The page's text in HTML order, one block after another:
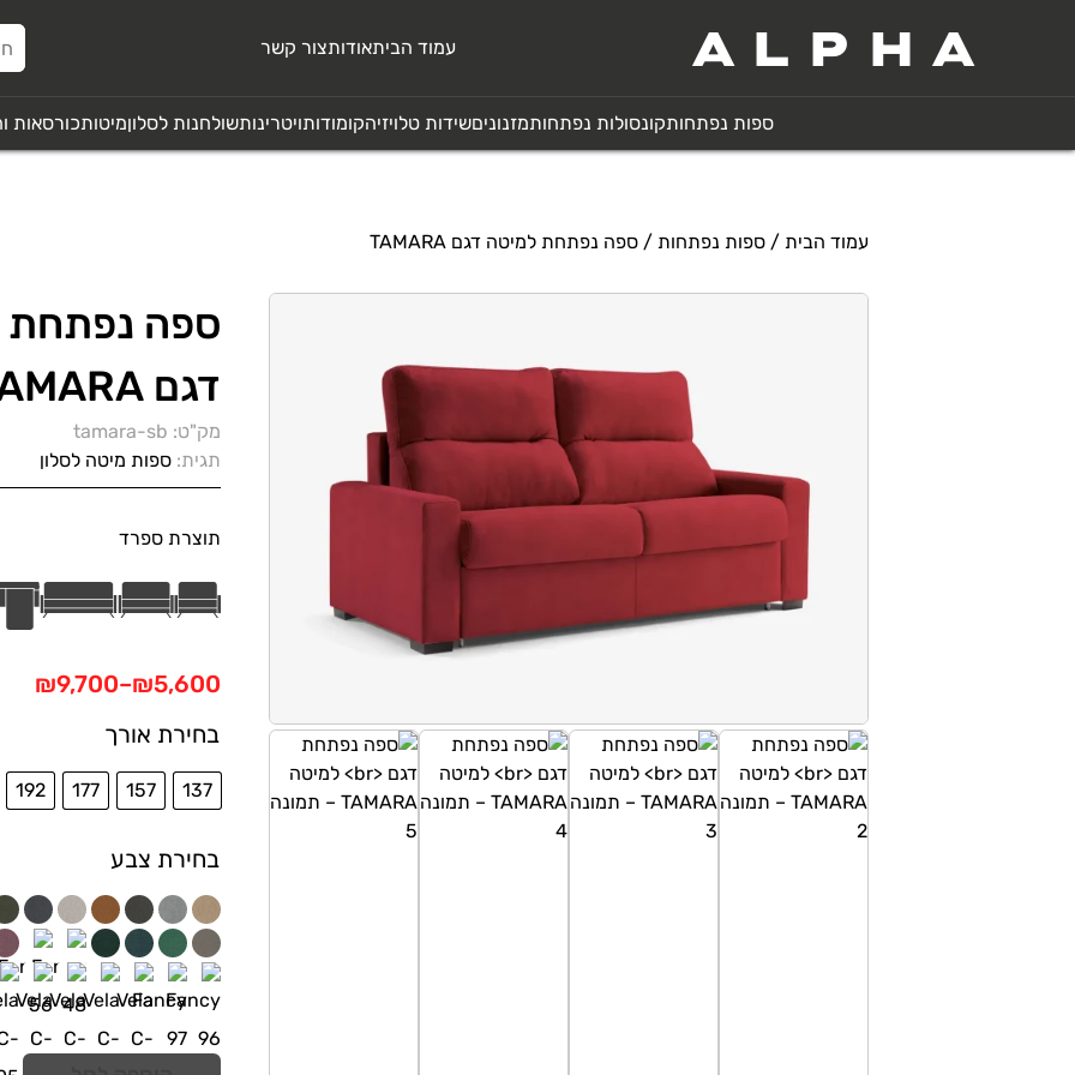
ALPHA עמוד הביתאודותצור קשר
ספות נפתחותקונסולות נפתחותמזנוניםשידות טלויזיהקומודותויטרינותשולחנות לסלוןמיטותכורסאות
עמוד הבית / ספות נפתחות / ספה נפתחת למיטה דגם TAMARA
ספה נפתחת
דגם TAMARA
מק"ט: tamara-sb
תגית: ספות מיטה לסלון
תוצרת ספרד
₪5,600
–
₪9,700
מחירים:
עד
בחירת אורך
137
157
177
192
בחירת צבע